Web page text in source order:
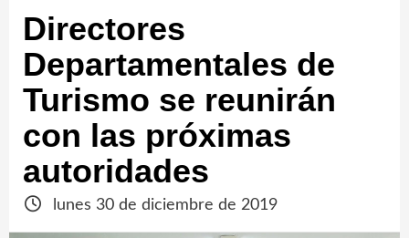
Directores
Departamentales de
Turismo se reunirán
con las próximas
autoridades
lunes 30 de diciembre de 2019